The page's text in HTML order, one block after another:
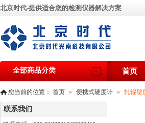
全部商品分类
北京时代-提供适合您的检测仪器解决方案
首页
您当前的位置： 首页 » 便携式硬度计 » 轧辊硬
联系我们